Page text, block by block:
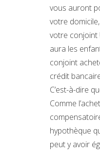
vous auront
votre
votre conjoint
aura les
conjoint
crédit
C’est-à-dire
Comme
hypothèque
peut y avoir